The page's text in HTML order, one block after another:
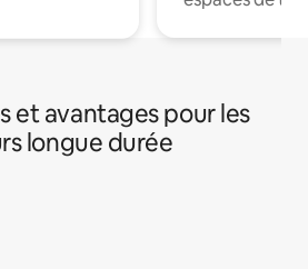
et avantages pour les
longue durée